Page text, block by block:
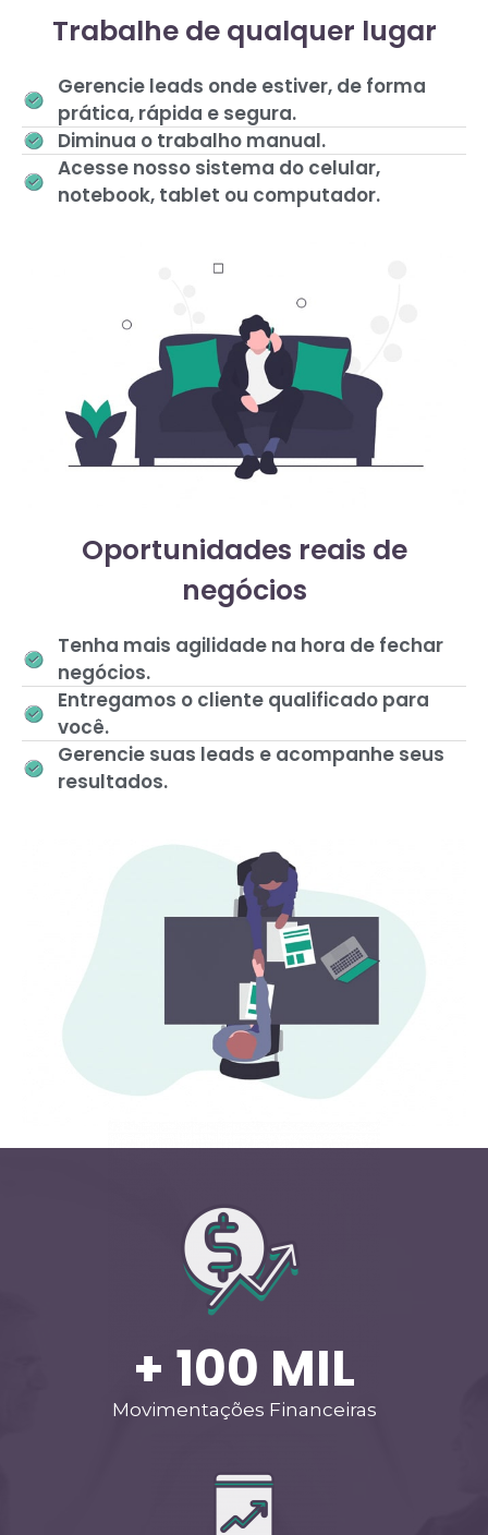
Trabalhe de qualquer lugar
Gerencie leads onde estiver, de forma
prática, rápida e segura.
Diminua o trabalho manual.
Acesse nosso sistema do celular,
notebook, tablet ou computador.
Oportunidades reais de
negócios
Tenha mais agilidade na hora de fechar
negócios.
Entregamos o cliente qualificado para
você.
Gerencie suas leads e acompanhe seus
resultados.
+ 100 MIL
Movimentações Financeiras